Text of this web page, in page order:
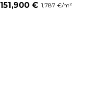
151,900 € 1,787 €/m²